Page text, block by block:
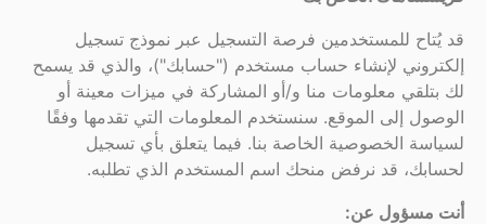
قد يُتاح للمستخدمين فرصة التسجيل عبر نموذج تسجيل
إلكتروني لإنشاء حساب مستخدم ("حسابك")، والذي قد يسمح
لك بتلقي معلومات منا و/أو المشاركة في ميزات معينة أو
الوصول إلى الموقع. سنستخدم المعلومات التي تقدمها وفقًا
لسياسة الخصوصية الخاصة بنا. فيما يتعلق بأي تسجيل
لحسابك، قد نرفض منحك اسم المستخدم الذي تطلبه.
أنت مسؤول عن: